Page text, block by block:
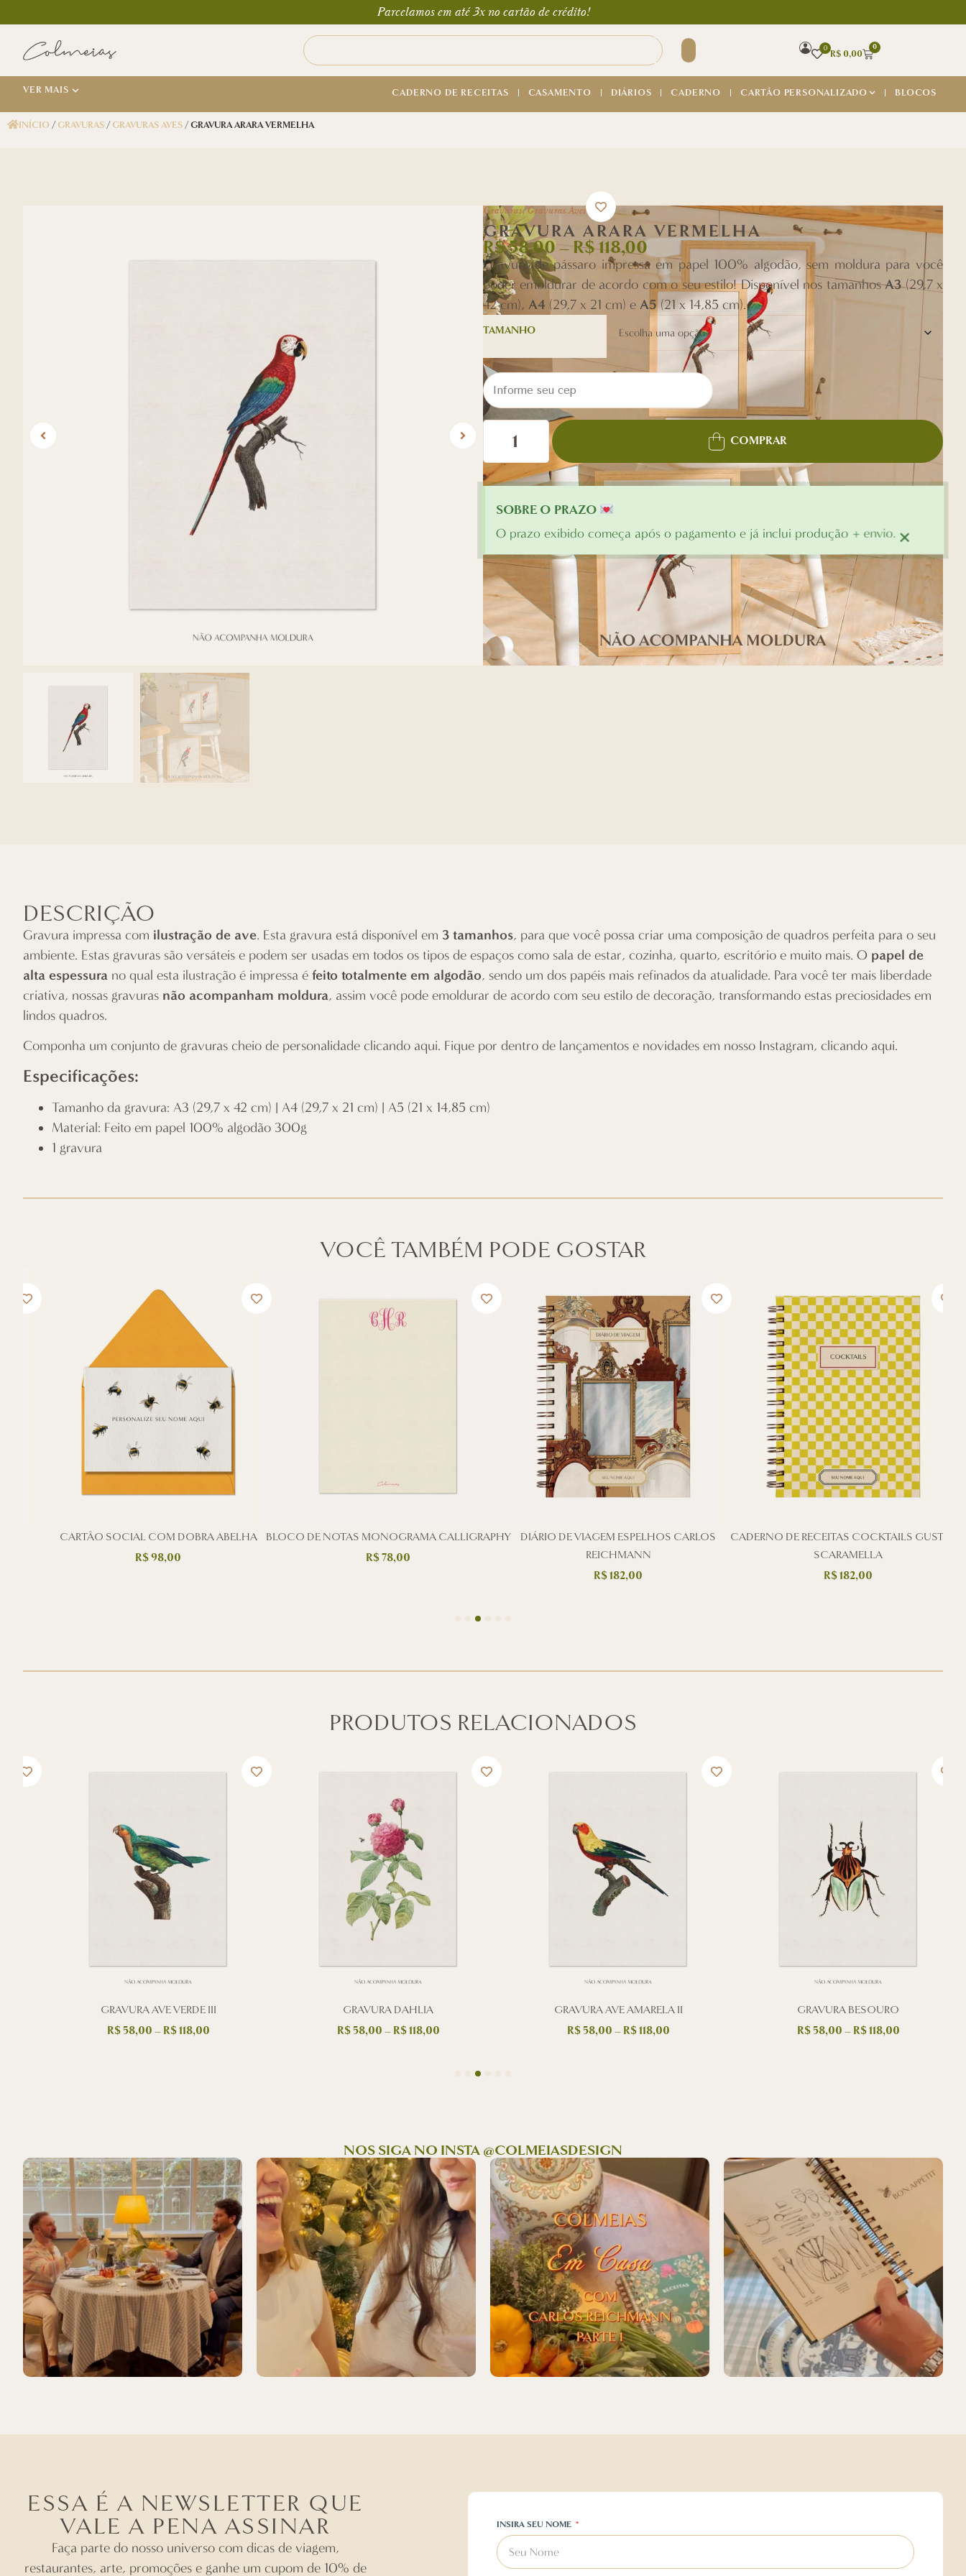
Parcelamos em até 3x no cartão de crédito!
0 R$0,00
0
VER MAIS CADERNO DE RECEITAS CASAMENTO DIÁRIOS CADERNO CARTÃO PERSONALIZADO BLOCOS
INÍCIO/GRAVURAS/GRAVURAS AVES/ GRAVURA ARARA VERMELHA
Gravuras,Gravuras Aves
GRAVURA ARARA VERMELHA
R$58,00–R$118,00
Gravura de pássaro impressa em papel 100% algodão, sem moldura para você
poder emoldurar de acordo com o seu estilo! Disponível nos tamanhosA3(29,7 x
42 cm), A4 (29,7 x 21 cm) e A5(21 x 14,85 cm).
TAMANHO
COMPRAR
SOBRE O PRAZO
O prazo exibido começa após o pagamento e já inclui produção + envio. ×
DESCRIÇÃO
Gravura impressa com ilustração de ave. Esta gravura está disponível em 3 tamanhos, para que você possa criar uma composição de quadros perfeita para o seu
ambiente. Estas gravuras são versáteis e podem ser usadas em todos os tipos de espaços como sala de estar, cozinha, quarto, escritório e muito mais. O papel de
alta espessura no qual esta ilustração é impressa é feito totalmente em algodão, sendo um dos papéis mais refinados da atualidade. Para você ter mais liberdade
criativa, nossas gravuras não acompanham moldura, assim você pode emoldurar de acordo com seu estilo de decoração, transformando estas preciosidades em
lindos quadros.
Componha um conjunto de gravuras cheio de personalidade clicando aqui. Fique por dentro de lançamentos e novidades em nosso Instagram, clicando aqui.
Especificações:
Tamanho da gravura: A3 (29,7 x 42 cm) | A4 (29,7 x 21 cm) | A5 (21 x 14,85 cm)
Material: Feito em papel 100% algodão 300g
1 gravura
VOCÊ TAMBÉM PODE GOSTAR
CARTÃO SOCIAL COM DOBRA ABELHA
R$98,00
BLOCO DE NOTAS MONOGRAMA CALLIGRAPHY
R$78,00
DIÁRIO DE VIAGEM ESPELHOS CARLOS
REICHMANN
R$182,00
CADERNO DE RECEITAS COCKTAILS GUSTAVO
SCARAMELLA
R$182,00
PRODUTOS RELACIONADOS
GRAVURA AVE VERDE III
R$58,00 – R$118,00
GRAVURA DAHLIA
R$58,00 – R$118,00
GRAVURA AVE AMARELA II
R$58,00 – R$118,00
GRAVURA BESOURO
R$58,00 – R$118,00
NOS SIGA NO INSTA @COLMEIASDESIGN
ESSA É A NEWSLETTER QUE
VALE A PENA ASSINAR
Faça parte do nosso universo com dicas de viagem,
restaurantes, arte, promoções e ganhe um cupom de 10% de
INSIRA SEU NOME